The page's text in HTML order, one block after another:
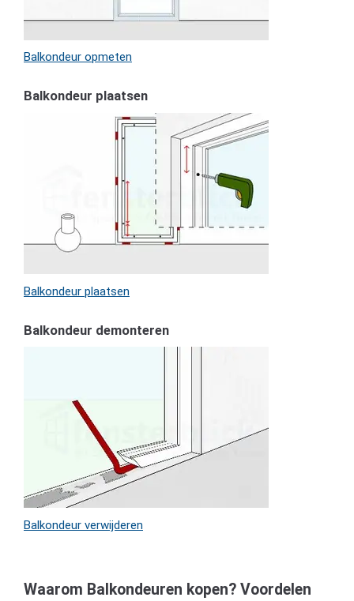
Balkondeur opmeten
Balkondeur plaatsen
Balkondeur plaatsen
Balkondeur demonteren
Balkondeur verwijderen
Waarom Balkondeuren kopen? Voordelen